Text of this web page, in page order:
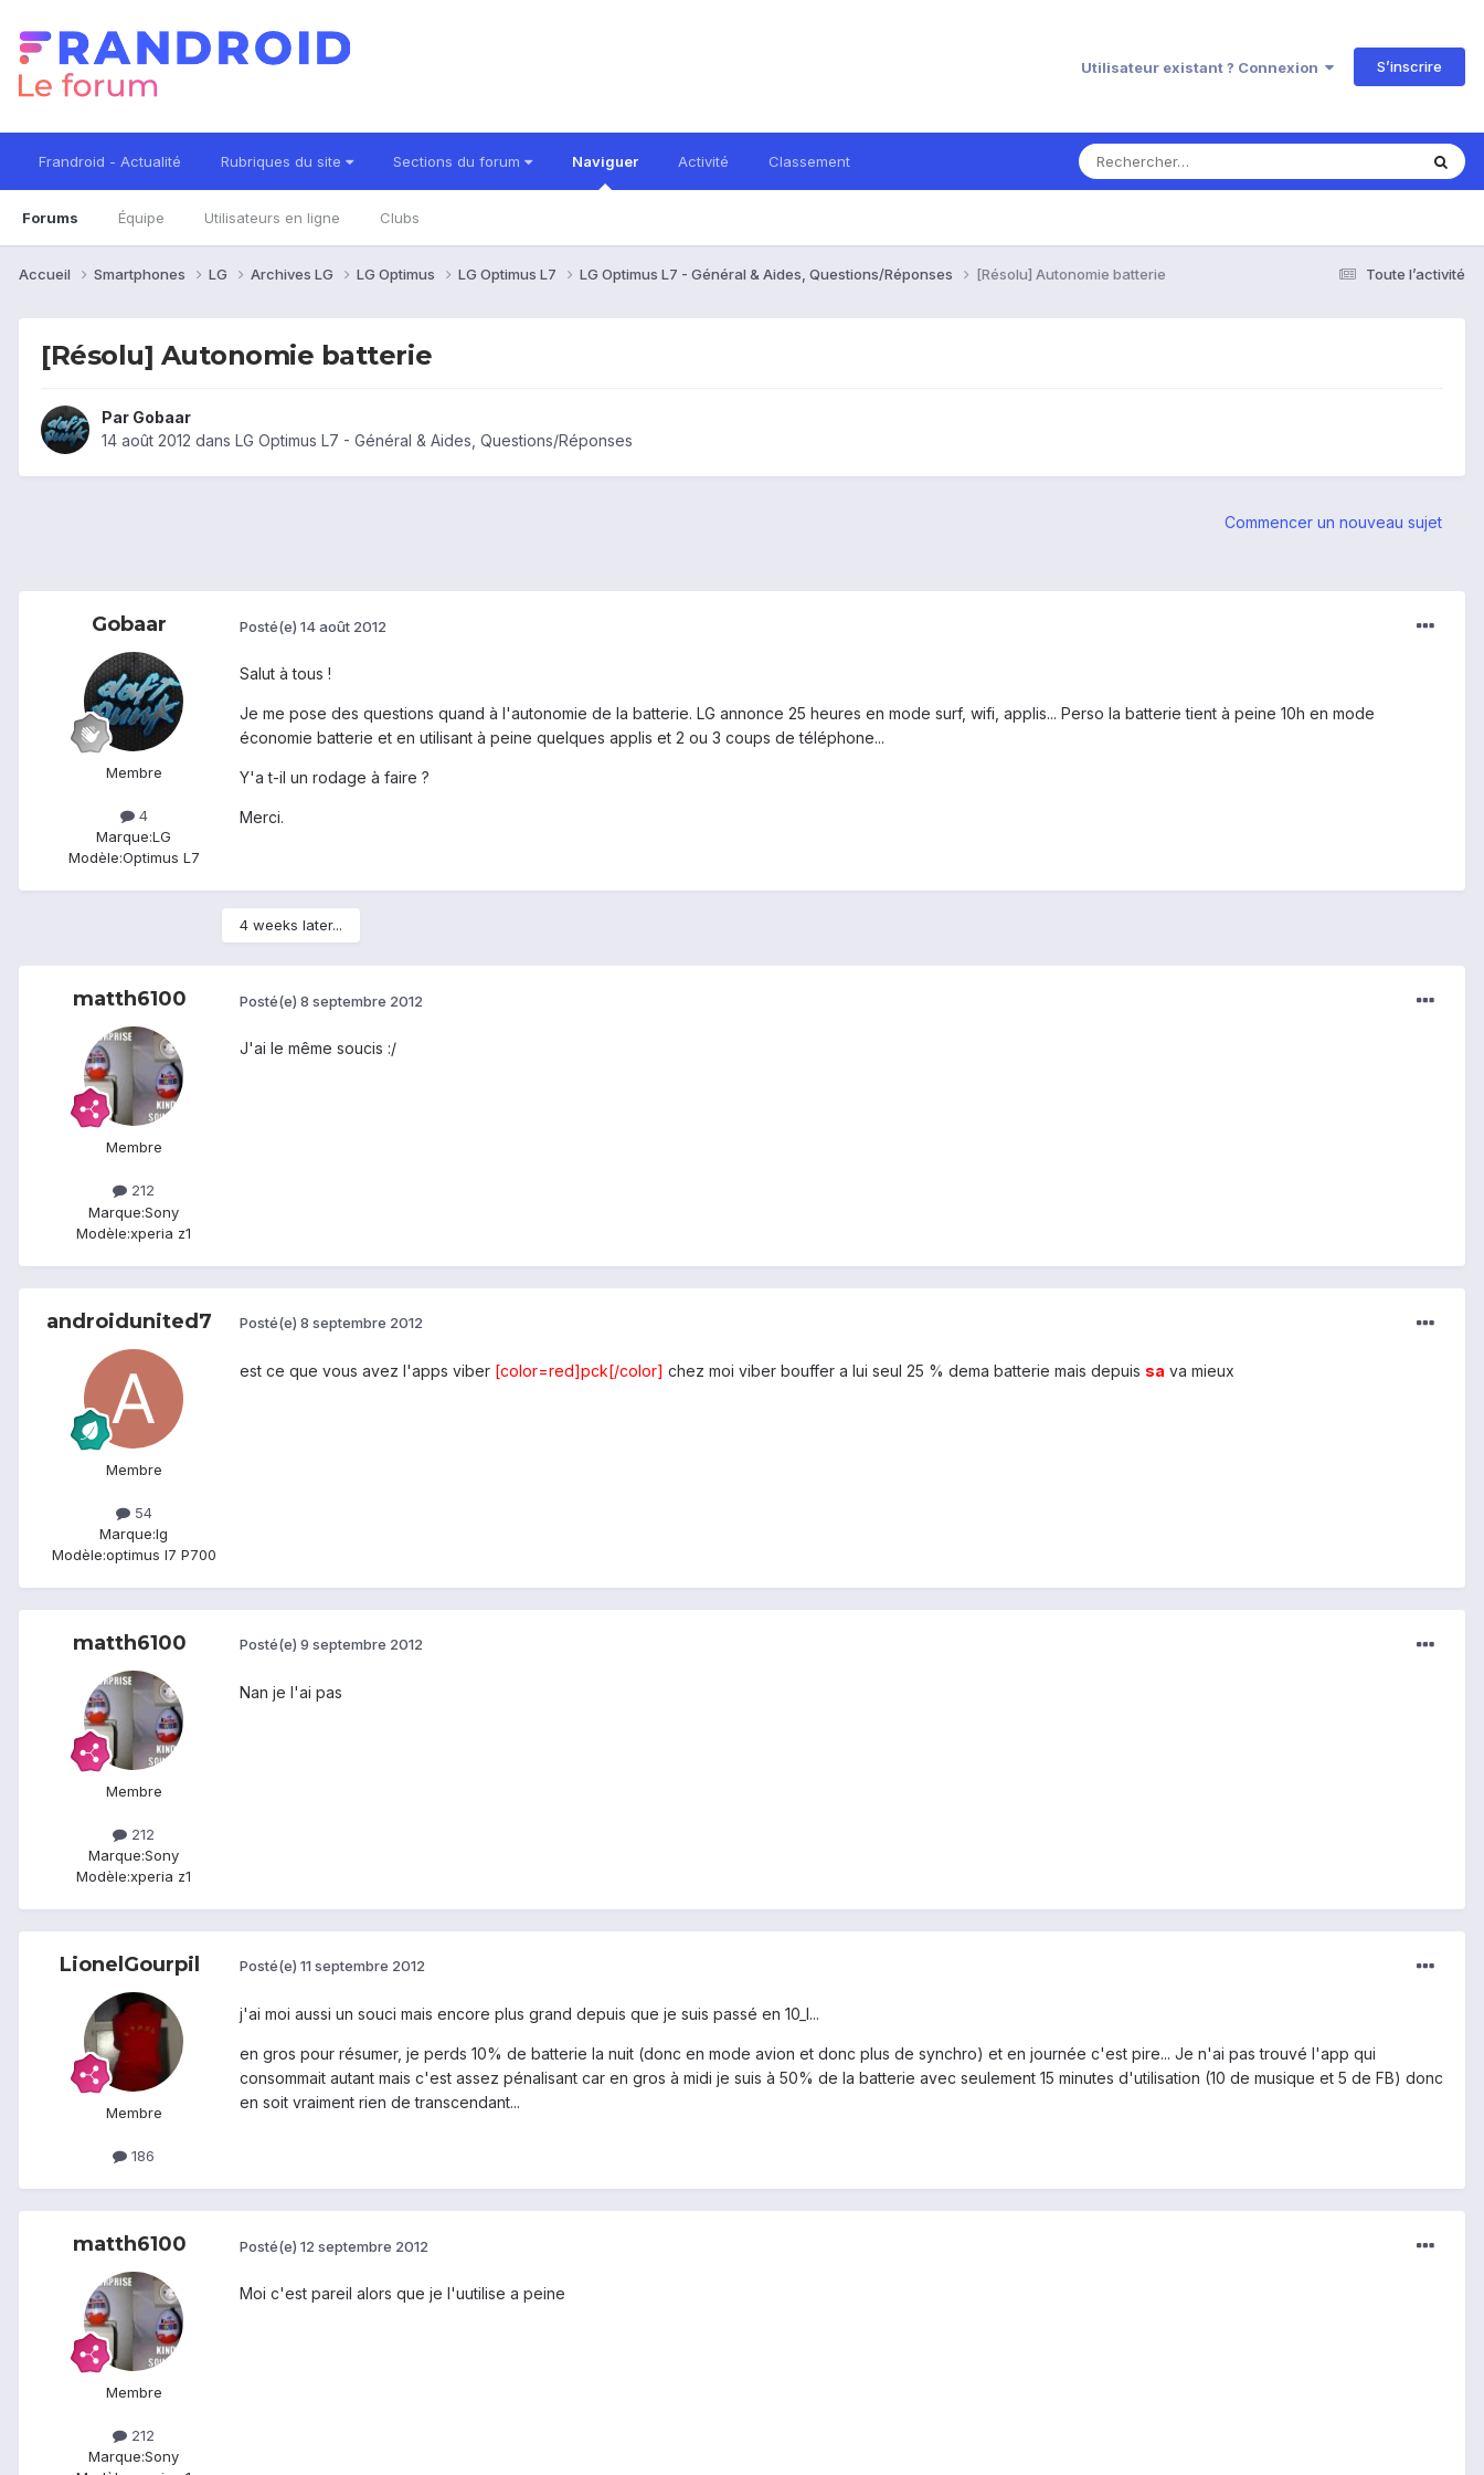
Utilisateur existant ? Connexion S’inscrire
Frandroid - Actualité Rubriques du site Sections du forum Naviguer
Forums Équipe Utilisateurs en ligne Clubs
Activité Classement
Toute l’activité
Accueil Smartphones LG Archives LG LG Optimus LG Optimus L7 LG Optimus L7 - Général & Aides, Questions/Réponses [Résolu] Autonomie batterie
[Résolu] Autonomie batterie
Par Gobaar
14 août 2012 dans LG Optimus L7 - Général & Aides, Questions/Réponses
Commencer un nouveau sujet
Gobaar
Membre
4
Marque:LG
Modèle:Optimus L7
Posté(e) 14 août 2012
Salut à tous !
Je me pose des questions quand à l'autonomie de la batterie. LG annonce 25 heures en mode surf, wifi, applis... Perso la batterie tient à peine 10h en mode
économie batterie et en utilisant à peine quelques applis et 2 ou 3 coups de téléphone...
Y'a t-il un rodage à faire ?
Merci.
4 weeks later...
matth6100
Membre
212
Marque:Sony
Modèle:xperia z1
Posté(e) 8 septembre 2012
J'ai le même soucis :/
androidunited7
Membre
54
Marque:lg
Modèle:optimus l7 P700
Posté(e) 8 septembre 2012
est ce que vous avez l'apps viber [color=red]pck[/color] chez moi viber bouffer a lui seul 25 % dema batterie mais depuis sa va mieux
matth6100
Membre
212
Marque:Sony
Modèle:xperia z1
Posté(e) 9 septembre 2012
Nan je l'ai pas
LionelGourpil
Membre
186
Posté(e) 11 septembre 2012
j'ai moi aussi un souci mais encore plus grand depuis que je suis passé en 10_I...
en gros pour résumer, je perds 10% de batterie la nuit (donc en mode avion et donc plus de synchro) et en journée c'est pire... Je n'ai pas trouvé l'app qui
consommait autant mais c'est assez pénalisant car en gros à midi je suis à 50% de la batterie avec seulement 15 minutes d'utilisation (10 de musique et 5 de FB) donc
en soit vraiment rien de transcendant...
matth6100
Membre
212
Marque:Sony
Posté(e) 12 septembre 2012
Moi c'est pareil alors que je l'uutilise a peine